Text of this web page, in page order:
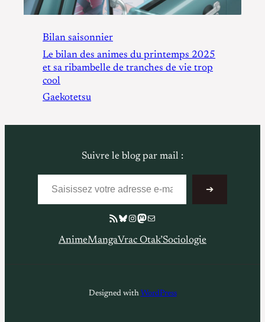
Bilan saisonnier
Le bilan des animes du printemps 2025
et sa ribambelle de tranches de vie trop
cool
Gaekotetsu
Suivre le blog par mail :
Saisissez votre adresse e-mail…
➔
Flux RSSBluesky
Instagram
Mastodon
E-mail
AnimeMangaVrac Otak’Sociologie
Designed with WordPress